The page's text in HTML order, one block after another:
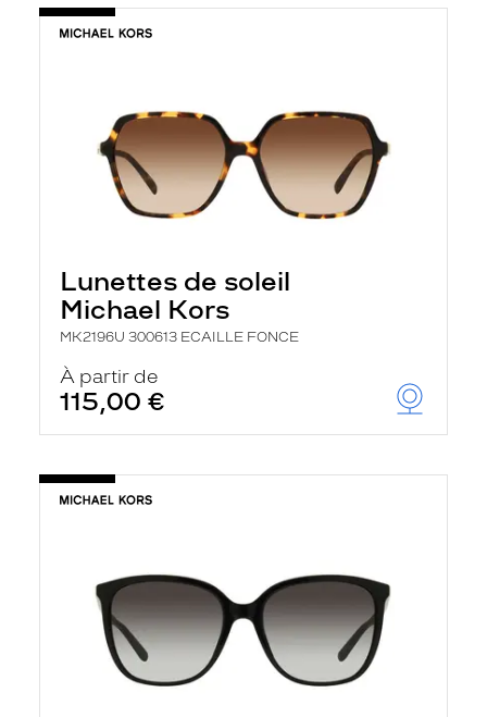
Lunettes de soleil
Michael Kors
MK2196U 300613 ECAILLE FONCE
À partir de
115,00 €